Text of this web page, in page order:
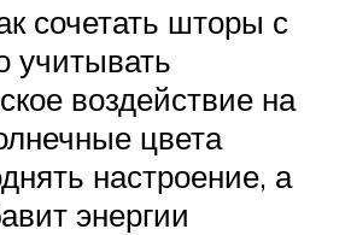
сочетать шторы с
учитывать
воздействие на
цвета
настроение, а
энергии